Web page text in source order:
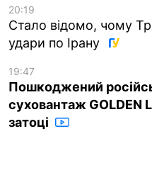
20:19
Стало відомо, чому
удари по Ірану
19:47
Пошкоджений
суховантаж GOLDEN
затоці